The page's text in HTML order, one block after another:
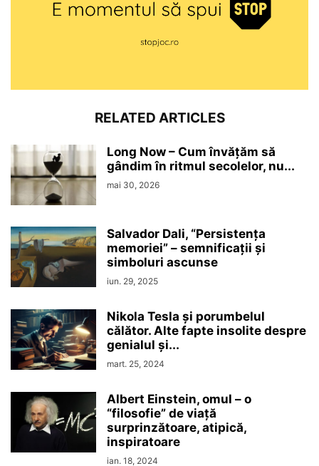
RELATED ARTICLES
Long Now – Cum învățăm să
gândim în ritmul secolelor, nu...
mai 30, 2026
Salvador Dali, “Persistenţa
memoriei” – semnificaţii şi
simboluri ascunse
iun. 29, 2025
Nikola Tesla şi porumbelul
călător. Alte fapte insolite despre
genialul şi...
mart. 25, 2024
Albert Einstein, omul – o
“filosofie” de viaţă
surprinzătoare, atipică,
inspiratoare
ian. 18, 2024